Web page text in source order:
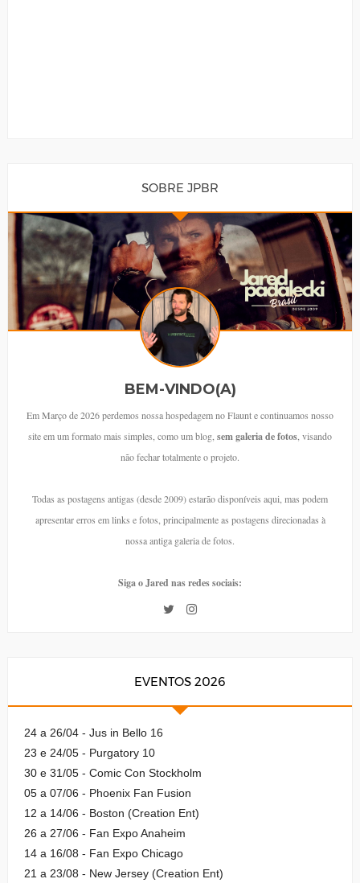
SOBRE JPBR
BEM-VINDO(A)
Em Março de 2026 perdemos nossa hospedagem no Flaunt e continuamos nosso
site em um formato mais simples, como um blog, sem galeria de fotos , visando
não fechar totalmente o projeto.
Todas as postagens antigas (desde 2009) estarão disponíveis aqui, mas podem
apresentar erros em links e fotos, principalmente as postagens direcionadas à
nossa antiga galeria de fotos.
Siga o Jared nas redes sociais:
EVENTOS 2026
24 a 26/04 - Jus in Bello 16
23 e 24/05 - Purgatory 10
30 e 31/05 - Comic Con Stockholm
05 a 07/06 - Phoenix Fan Fusion
12 a 14/06 - Boston (Creation Ent)
26 a 27/06 - Fan Expo Anaheim
14 a 16/08 - Fan Expo Chicago
21 a 23/08 - New Jersey (Creation Ent)